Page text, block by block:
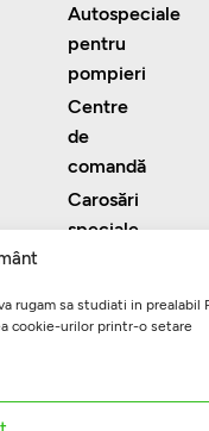
rugam sa studiati in prealabil
cookie-urilor printr-o setare
Autospeciale
pentru
pompieri
Centre
de
comandă
Carosări
speciale